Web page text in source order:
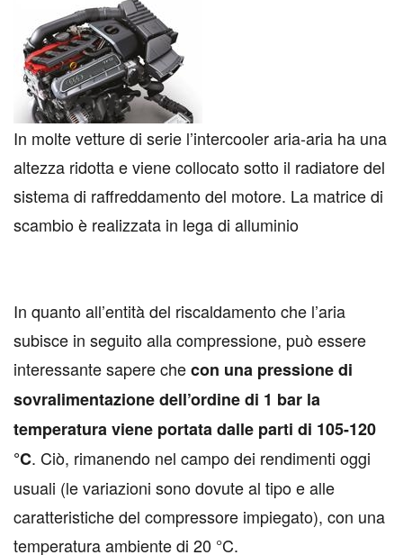
In molte vetture di serie l’intercooler aria-aria ha una
altezza ridotta e viene collocato sotto il radiatore del
sistema di raffreddamento del motore. La matrice di
scambio è realizzata in lega di alluminio
In quanto all’entità del riscaldamento che l’aria
subisce in seguito alla compressione, può essere
interessante sapere checon una pressione di
sovralimentazione dell’ordine di 1 bar la
temperatura viene portata dalle parti di 105-120
°C. Ciò, rimanendo nel campo dei rendimenti oggi
usuali (le variazioni sono dovute al tipo e alle
caratteristiche del compressore impiegato), con una
temperatura ambiente di 20 °C.